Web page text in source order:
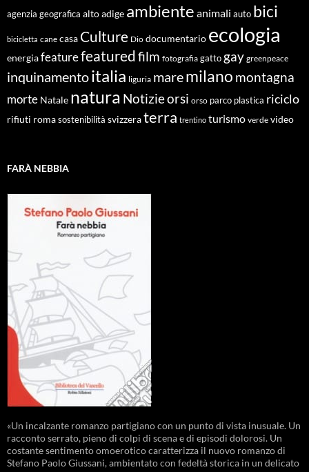
agenzia geografica alto adige ambiente animali auto bici
bicicletta cane casa Culture Dio documentario ecologia
energiafeaturefeaturedfilm fotografia gatto gay greenpeace
inquinamentoitalia liguria maremilano montagna
morte Natale natura Notizieorsi orso parco plastica riciclo
rifiuti roma sostenibilità svizzeraterra trentino turismo verde video
FARÀ NEBBIA
«Un incalzante romanzo partigiano con un punto di vista inusuale. Un
racconto serrato, pieno di colpi di scena e di episodi dolorosi. Un
costante sentimento omoerotico caratterizza il nuovo romanzo di
Stefano Paolo Giussani, ambientato con fedeltà storica in un delicato